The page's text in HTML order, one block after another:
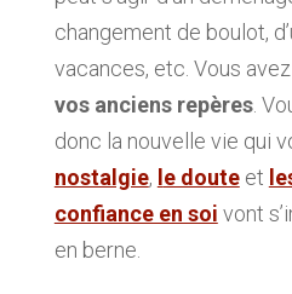
changement de boulot,
vacances, etc. Vous
vos anciens repères.
donc la nouvelle vie qui
nostalgie, e doute et
confiance en soi vont
en berne.